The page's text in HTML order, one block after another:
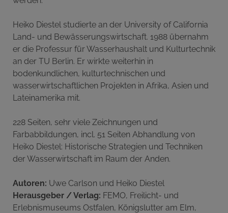
Heiko Diestel studierte an der University of California
Land- und Bewässerungswirtschaft. 1988 übernahm
er die Professur für Wasserhaushalt und Kulturtechnik
an der TU Berlin. Er wirkte weiterhin in
bodenkundlichen, kulturtechnischen und
wasserwirtschaftlichen Projek­ten in Afrika, Asien und
Lateinamerika mit.
228 Seiten, sehr viele Zeichnungen und
Farbabbildungen, incl. 51 Seiten Abhandlung von
Heiko Diestel: Historische Strategien und Techniken
der Wasserwirtschaft im Raum der Anden.
Autoren: Uwe Carlson und Heiko Diestel
Herausgeber / Verlag: FEMO, Freilicht- und
Erlebnismuseums Ostfalen, Königslutter am Elm,